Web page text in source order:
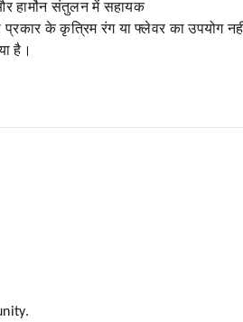
हार्मोन संतुलन में सहायक
के कृत्रिम रंग या फ्लेवर का उपयोग
है।